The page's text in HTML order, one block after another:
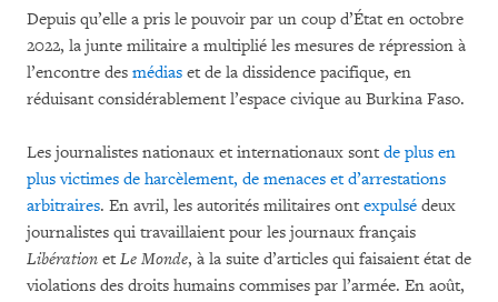
Depuis qu’elle a pris le pouvoir par un coup d’État en octobre
2022, la junte militaire a multiplié les mesures de répression à
l’encontre des médias et de la dissidence pacifique, en
réduisant considérablement l’espace civique au Burkina Faso.
Les journalistes nationaux et internationaux sont de plus en
plus victimes de harcèlement, de menaces et d’arrestations
arbitraires. En avril, les autorités militaires ont expulsé deux
journalistes qui travaillaient pour les journaux français
Libération et Le Monde, à la suite d’articles qui faisaient état de
violations des droits humains commises par l’armée. En août,